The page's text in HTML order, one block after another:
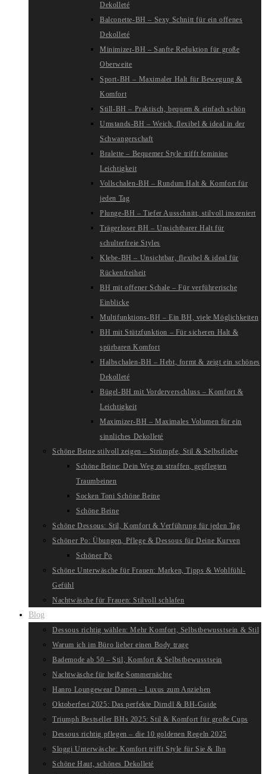
Dekolleté
Balconette-BH – Sexy Schnitt für ein offenes
Dekolleté
Minimizer-BH – Sanfte Reduktion für große
Oberweite
Sport-BH – Maximaler Halt für Bewegung &
Komfort
Still-BH – Praktisch, bequem & einfach schön
Umstands-BH – Weich, flexibel & ideal in der
Schwangerschaft
Bralette – Bequemer Style trifft feminine
Leichtigkeit
Vollschalen-BH – Rundum Halt & Komfort für
jeden Tag
Plunge-BH – Tiefer Ausschnitt, stilvoll inszeniert
Trägerloser BH – Unsichtbarer Halt für
schulterfreie Styles
Klebe-BH – Unsichtbar, flexibel & ideal für
Rückenfreiheit
BH mit offener Schale – Für verführerische
Einblicke
Multifunktions-BH – Ein BH, viele Möglichkeiten
BH mit Stützfunktion – Für sicheren Halt &
spürbaren Komfort
Halbschalen-BH – Hebt, formt & zeigt ein schönes
Dekolleté
Bügel-BH mit Vorderverschluss – Komfort &
Leichtigkeit
Maximizer-BH – Maximales Volumen für ein
sinnliches Dekolleté
Schöne Beine stilvoll zeigen – Strümpfe, Stil & Selbstliebe
Schöne Beine: Dein Weg zu straffen, gepflegten
Traumbeinen
Socken Toni Schöne Beine
Schöne Beine
Schöne Dessous: Stil, Komfort & Verführung für jeden Tag
Schöner Po: Übungen, Pflege & Dessous für Deine Kurven
Schöner Po
Schöne Unterwäsche für Frauen: Marken, Tipps & Wohlfühl-
Gefühl
Nachtwäsche für Frauen: Stilvoll schlafen
Blog
Dessous richtig wählen: Mehr Komfort, Selbstbewusstsein & Stil
Warum ich im Büro lieber einen Body trage
Bademode ab 50 – Stil, Komfort & Selbstbewusstsein
Nachtwäsche für heiße Sommernächte
Hanro Loungewear Damen – Luxus zum Anziehen
Oktoberfest 2025: Das perfekte Dirndl & BH-Guide
Triumph Bestseller BHs 2025: Stil & Komfort für große Cups
Dessous richtig pflegen – die 10 goldenen Regeln 2025
Sloggi Unterwäsche: Komfort trifft Style für Sie & Ihn
Schöne Haut, schönes Dekolleté